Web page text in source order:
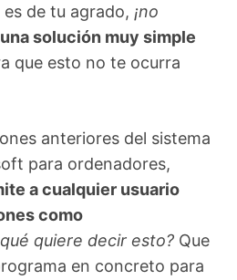
de tu agrado, ¡no
solución muy simple
que esto no te ocurra
anteriores del sistema
para ordenadores,
a cualquier usuario
como
quiere decir esto? Que
en concreto para